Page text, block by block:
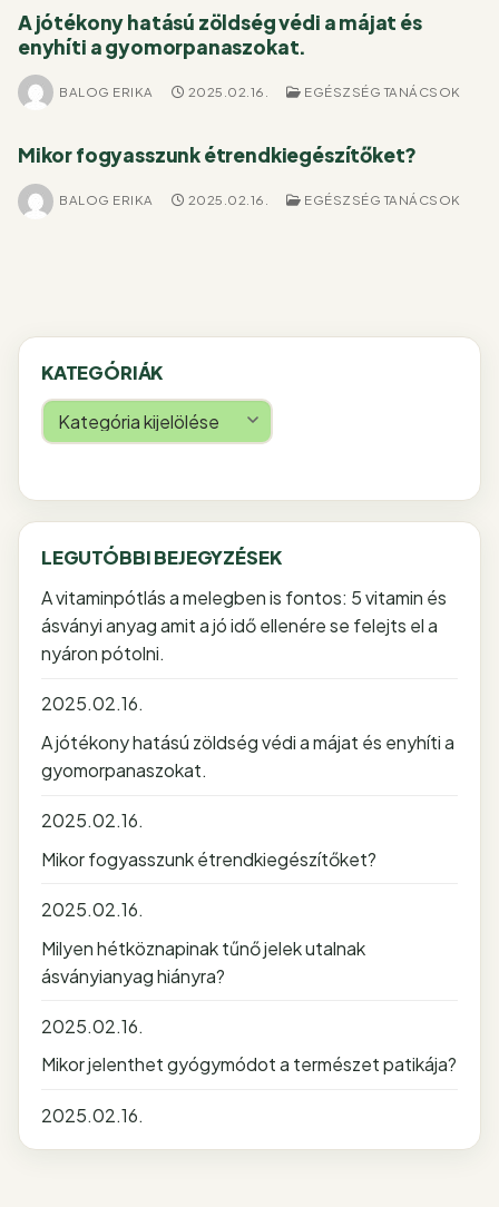
A jótékony hatású zöldség védi a májat és
enyhíti a gyomorpanaszokat.
BALOG ERIKA 2025.02.16. EGÉSZSÉG TANÁCSOK
Mikor fogyasszunk étrendkiegészítőket?
BALOG ERIKA 2025.02.16. EGÉSZSÉG TANÁCSOK
KATEGÓRIÁK
Kategóriák
LEGUTÓBBI BEJEGYZÉSEK
A vitaminpótlás a melegben is fontos: 5 vitamin és
ásványi anyag amit a jó idő ellenére se felejts el a
nyáron pótolni.
2025.02.16.
A jótékony hatású zöldség védi a májat és enyhíti a
gyomorpanaszokat.
2025.02.16.
Mikor fogyasszunk étrendkiegészítőket?
2025.02.16.
Milyen hétköznapinak tűnő jelek utalnak
ásványianyag hiányra?
2025.02.16.
Mikor jelenthet gyógymódot a természet patikája?
2025.02.16.